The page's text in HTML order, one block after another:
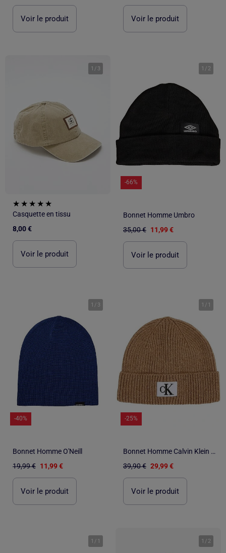
Voir le produit Voir le produit
1 / 3
Casquette en tissu
8,00 €
Voir le produit
1 / 2
-66%
Bonnet Homme Umbro
35,00 € 11,99 €
Voir le produit
1 / 3
-40%
Bonnet Homme O'Neill
19,99 € 11,99 €
Voir le produit
1 / 1
-25%
Bonnet Homme Calvin Klein Jeans
39,90 € 29,99 €
Voir le produit
1 / 1 1 / 2